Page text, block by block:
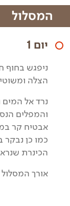
המסלול
יום 1
ניפגש בחוף
הצלה
נרד אל
והמפלים
אבטיח קר
כמו כן
הכינרת
אורך המסלול 5 ק"מ (כ-3.5 שעות)